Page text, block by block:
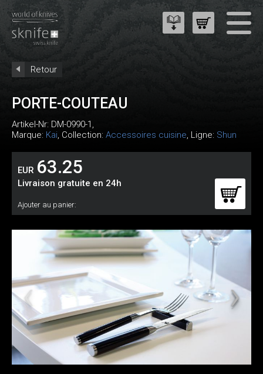
Retour
PORTE-COUTEAU
Artikel-Nr: DM-0990-1 ,
Marque: Kai, Collection: Accessoires cuisine, Ligne: Shun
EUR 63.25
Livraison gratuite en 24h
Ajouter au panier: